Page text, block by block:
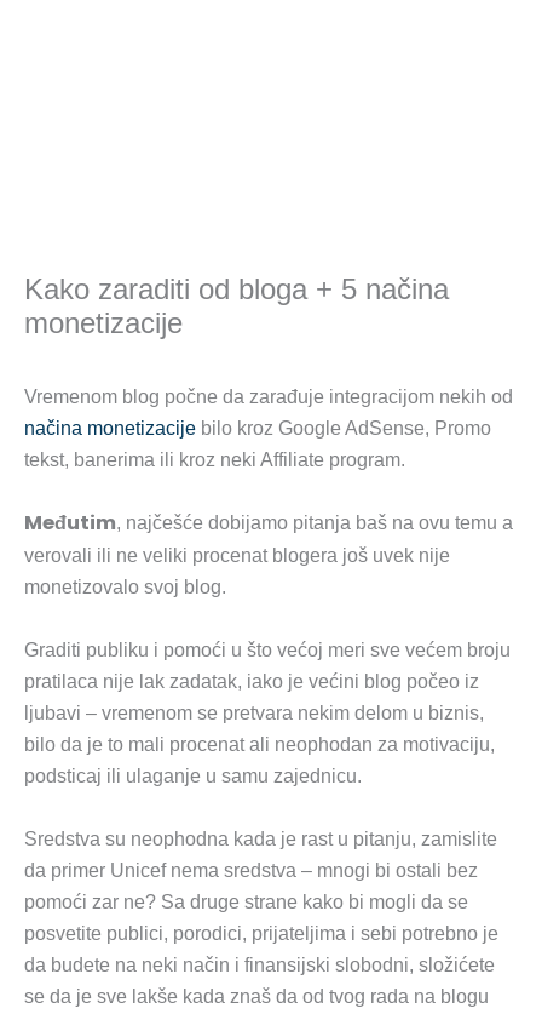
Kako zaraditi od bloga + 5 načina
monetizacije
Vremenom blog počne da zarađuje integracijom nekih od
načina monetizacije bilo kroz Google AdSense, Promo
tekst, banerima ili kroz neki Affiliate program.
Međutim, najčešće dobijamo pitanja baš na ovu temu a
verovali ili ne veliki procenat blogera još uvek nije
monetizovalo svoj blog.
Graditi publiku i pomoći u što većoj meri sve većem broju
pratilaca nije lak zadatak, iako je većini blog počeo iz
ljubavi – vremenom se pretvara nekim delom u biznis,
bilo da je to mali procenat ali neophodan za motivaciju,
podsticaj ili ulaganje u samu zajednicu.
Sredstva su neophodna kada je rast u pitanju, zamislite
da primer Unicef nema sredstva – mnogi bi ostali bez
pomoći zar ne? Sa druge strane kako bi mogli da se
posvetite publici, porodici, prijateljima i sebi potrebno je
da budete na neki način i finansijski slobodni, složićete
se da je sve lakše kada znaš da od tvog rada na blogu